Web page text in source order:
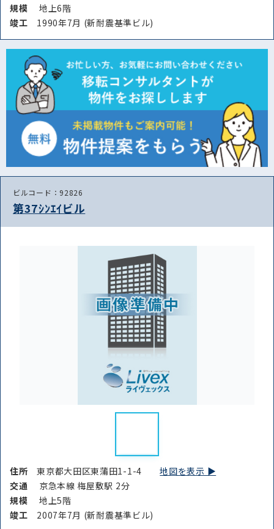
規模
地上6階
竣⼯ 1990年7月 (新耐震基準ビル)
ビルコード：92826
第37ｼﾝｴｲビル
住所東京都大田区東蒲田1-1-4地図を表示 ▶︎
交通
京急本線 梅屋敷駅 2分
規模
地上5階
竣⼯ 2007年7月 (新耐震基準ビル)